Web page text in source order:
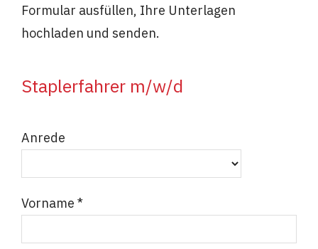
Formular ausfüllen, Ihre Unterlagen
hochladen und senden.
Staplerfahrer m/w/d
Anrede
Vorname *